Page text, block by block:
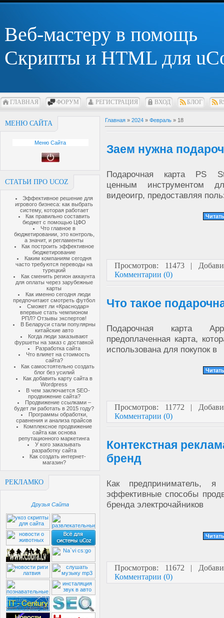
Веб-мастеру в помощь
Скрипты и HTML для
ГЛАВНАЯ ФОРУМ РЕГИСТРАЦИЯ ВХОД БЛОГ
МЕНЮ САЙТА
Меню Сайта
СТАТЬИ ПРО UCOZ
Эффективное решение для
игрового бизнеса: как выбрать
систему, которая работает
Как правильно составить
бюджет с помощью ЦФО
Что главное в
бюджетировании, это контроль,
а значит, и регламенты
Как построить эффективное
бюджетирование
Каким компаниям сегодня
часто требуются переводы на
турецкий
Как сменить регион аккаунта
для оплаты через зарубежные
карты
Как именно сегодня люди
предпочитают смотреть футбол
Сможет ли «Краснодар»
впервые стать чемпионом
РПЛ? Отзывы экспертов!
В Беларуси стали популярны
китайские авто
Когда люди заказывают
фуршеты на заказ с доставкой
Разработка сайта
Что влияет на стоимость
сайта?
Как самостоятельно создать
блог без усилий
Как добавить карту сайта в
Wordpress
В чем заключается SEO-
продвижение сайта?
Продвижение ссылками –
будет ли работать в 2015 году?
Программы обработки,
сравнения и анализа прайсов
Комплексное продвижение
сайта как основа
репутационного маркетинга
У кого заказывать
разработку сайта
Как создать интернет-
магазин?
РЕКЛАМКО
Друзья Сайта
Главная » 2024 » Февраль » 18
Заем нужна
Подарочная карта PS
ценным инструментом
видеоигр, предоставляя
Просмотров: 11473 |
Комментарии (0)
Что такое
Подарочная карта
предоплаченная карта,
использована для покупок в
Просмотров: 11772 |
Комментарии (0)
Контекстная
бренд
Как предприниматель, я
эффективные способы
бренда электрочайников
Просмотров: 11672 |
Комментарии (0)